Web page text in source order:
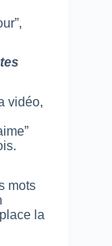
vidéo,
mots
la